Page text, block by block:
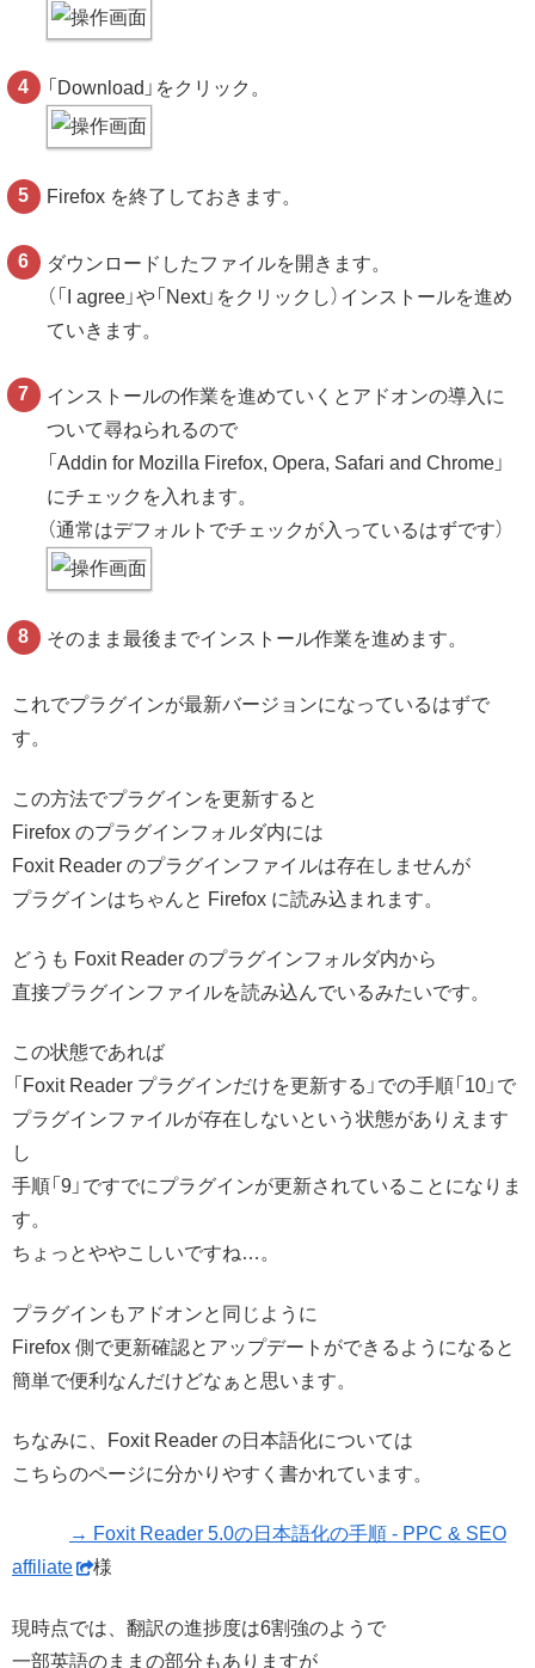
「Download」をクリック。
Firefox を終了しておきます。
ダウンロードしたファイルを開きます。
（「I agree」や「Next」をクリックし）インストールを進め
ていきます。
インストールの作業を進めていくとアドオンの導入に
ついて尋ねられるので
「Addin for Mozilla Firefox, Opera, Safari and Chrome」
にチェックを入れます。
（通常はデフォルトでチェックが入っているはずです）
そのまま最後までインストール作業を進めます。
これでプラグインが最新バージョンになっているはずで
す。
この方法でプラグインを更新すると
Firefox のプラグインフォルダ内には
Foxit Reader のプラグインファイルは存在しませんが
プラグインはちゃんと Firefox に読み込まれます。
どうも Foxit Reader のプラグインフォルダ内から
直接プラグインファイルを読み込んでいるみたいです。
この状態であれば
「Foxit Reader プラグインだけを更新する」での手順「10」で
プラグインファイルが存在しないという状態がありえます
し
手順「9」ですでにプラグインが更新されていることになりま
す。
ちょっとややこしいですね…。
プラグインもアドオンと同じように
Firefox 側で更新確認とアップデートができるようになると
簡単で便利なんだけどなぁと思います。
ちなみに、Foxit Reader の日本語化については
こちらのページに分かりやすく書かれています。
→ Foxit Reader 5.0の日本語化の手順 - PPC & SEO
affiliate
様
現時点では、翻訳の進捗度は6割強のようで
一部英語のままの部分もありますが